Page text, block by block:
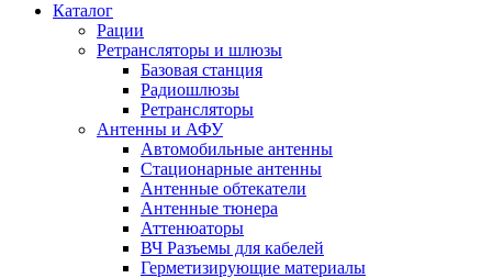
Каталог
Рации
Ретрансляторы и шлюзы
Базовая станция
Радиошлюзы
Ретрансляторы
Антенны и АФУ
Автомобильные антенны
Стационарные антенны
Антенные обтекатели
Антенные тюнера
Аттенюаторы
ВЧ Разъемы для кабелей
Герметизирующие материалы